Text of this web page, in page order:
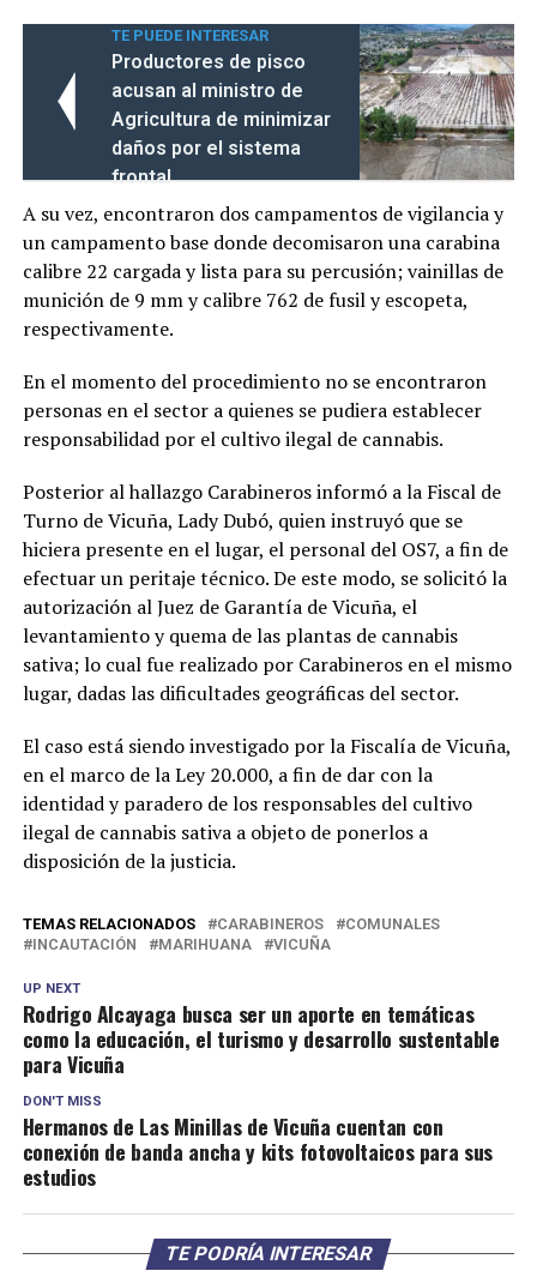
TE PUEDE INTERESAR
Productores de pisco
acusan al ministro de
Agricultura de minimizar
daños por el sistema
frontal
A su vez, encontraron dos campamentos de vigilancia y
un campamento base donde decomisaron una carabina
calibre 22 cargada y lista para su percusión; vainillas de
munición de 9 mm y calibre 762 de fusil y escopeta,
respectivamente.
En el momento del procedimiento no se encontraron
personas en el sector a quienes se pudiera establecer
responsabilidad por el cultivo ilegal de cannabis.
Posterior al hallazgo Carabineros informó a la Fiscal de
Turno de Vicuña, Lady Dubó, quien instruyó que se
hiciera presente en el lugar, el personal del OS7, a fin de
efectuar un peritaje técnico. De este modo, se solicitó la
autorización al Juez de Garantía de Vicuña, el
levantamiento y quema de las plantas de cannabis
sativa; lo cual fue realizado por Carabineros en el mismo
lugar, dadas las dificultades geográficas del sector.
El caso está siendo investigado por la Fiscalía de Vicuña,
en el marco de la Ley 20.000, a fin de dar con la
identidad y paradero de los responsables del cultivo
ilegal de cannabis sativa a objeto de ponerlos a
disposición de la justicia.
TEMAS RELACIONADOS CARABINEROS
COMUNALES
INCAUTACIÓN
MARIHUANA VICUÑA
UP NEXT
Rodrigo Alcayaga busca ser un aporte en temáticas
como la educación, el turismo y desarrollo sustentable
para Vicuña
DON'T MISS
Hermanos de Las Minillas de Vicuña cuentan con
conexión de banda ancha y kits fotovoltaicos para sus
estudios
TE PODRÍA INTERESAR